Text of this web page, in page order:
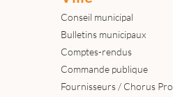
Conseil municipal
Bulletins municipaux
Comptes-rendus
Commande publique
Fournisseurs / Chorus Pro